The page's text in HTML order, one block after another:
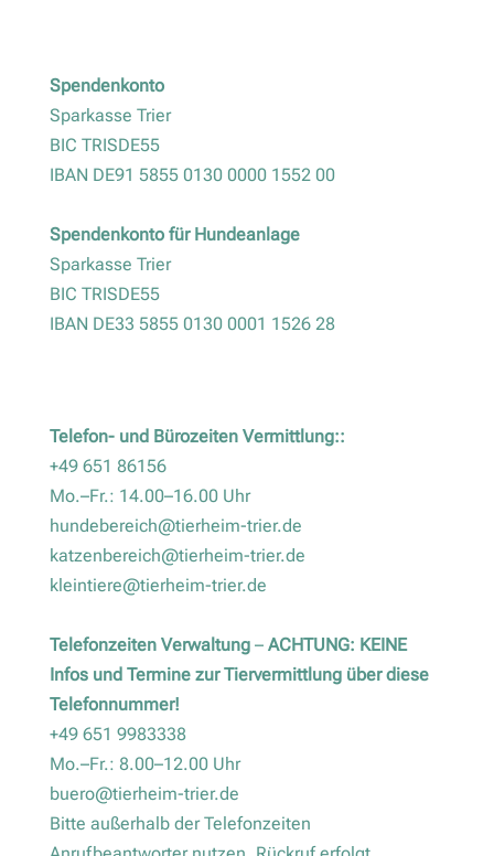
Spendenkonto
Sparkasse Trier
BIC TRISDE55
IBAN DE91 5855 0130 0000 1552 00
Spendenkonto für Hundeanlage
Sparkasse Trier
BIC TRISDE55
IBAN DE33 5855 0130 0001 1526 28
Telefon- und Bürozeiten Vermittlung::
+49 651 86156
Mo.–Fr.: 14.00–16.00 Uhr
hundebereich@tierheim-trier.de
katzenbereich@tierheim-trier.de
kleintiere@tierheim-trier.de
Telefonzeiten Verwaltung– ACHTUNG: KEINE
Infos und Termine zur Tiervermittlung über diese
Telefonnummer!
+49 651 9983338
Mo.–Fr.: 8.00–12.00 Uhr
buero@tierheim-trier.de
Bitte außerhalb der Telefonzeiten